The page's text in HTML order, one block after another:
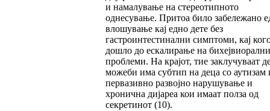
и намалување на стереотипното
однесување. Притоа било забележано
влошување кај едно дете без
гастроинтестинални симптоми, кај
дошло до ескалирање на
проблеми. На крајот, тие заклучуваат
можеби има субтип на деца со аутизам
первазивно развојно нарушување и
хронична дијареа кои имаат полза од
секретинот (10).